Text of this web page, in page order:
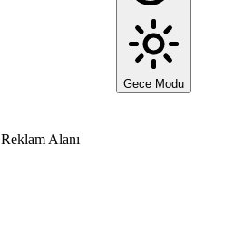
Gece Modu
Reklam Alanı